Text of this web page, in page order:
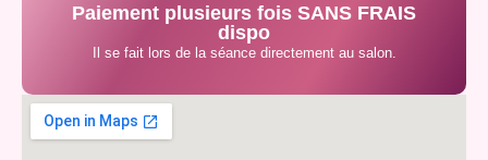
Paiement plusieurs fois SANS FRAIS
dispo
Il se fait lors de la séance directement au salon.